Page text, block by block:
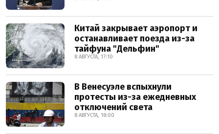
Китай закрывает аэропорт и
останавливает поезда из-за
тайфуна "Дельфин"
8 АВГУСТА, 17:10
В Венесуэле вспыхнули
протесты из-за ежедневных
отключений света
8 АВГУСТА, 18:00